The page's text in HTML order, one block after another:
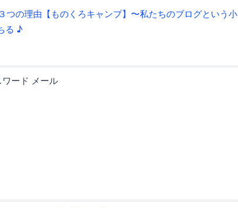
つの理由【ものくろキャンプ】〜私たちのブログという小
る ♪
ード メール